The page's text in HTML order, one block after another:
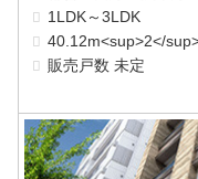
1LDK～3LDK
40.12m<sup>2</
販売戸数 未定